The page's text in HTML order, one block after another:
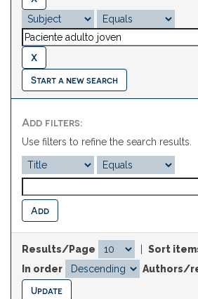
Start a new search
Add filters:
Use filters to refine the search results.
Results/Page
Sort
In order
Authors/